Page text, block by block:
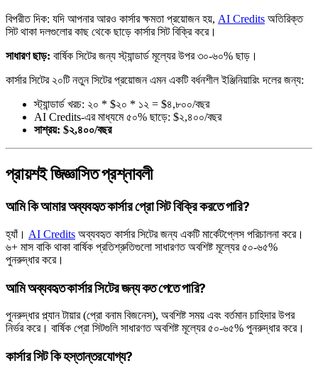
বিপরীত দিক: যদি আপনার আরও কার্সার ক্ষমতা প্রয়োজন হয়, AI Credits অতিরিক্ত
সিট থাকা দলগুলোর কাছ থেকে ছাড়ে কার্সার সিট বিক্রি করে।
সাধারণ ছাড়: বার্ষিক সিটের জন্য স্ট্যান্ডার্ড মূল্যের উপর ৩০-৬০% ছাড়।
কার্সার সিটের ২০টি নতুন সিটের প্রয়োজন এমন একটি বর্ধনশীল ইঞ্জিনিয়ারিং দলের জন্য:
স্ট্যান্ডার্ড খরচ: ২০ * $২০ * ১২ = $৪,৮০০/বছর
AI Credits-এর মাধ্যমে ৫০% ছাড়ে: $২,৪০০/বছর
সাশ্রয়: $২,৪০০/বছর
প্রায়শই জিজ্ঞাসিত প্রশ্নাবলী
আমি কি আমার অব্যবহৃত কার্সার প্রো সিট বিক্রি করতে পারি?
হ্যাঁ। AI Credits অব্যবহৃত কার্সার সিটের জন্য একটি মার্কেটপ্লেস পরিচালনা করে।
৬+ মাস বাকি থাকা বার্ষিক প্রতিশ্রুতিগুলো সাধারণত অবশিষ্ট মূল্যের ৫০-৬৫%
পুনরুদ্ধার করে।
আমি অব্যবহৃত কার্সার সিটের জন্য কত পেতে পারি?
পুনরুদ্ধার প্ল্যান টায়ার (প্রো বনাম বিজনেস), অবশিষ্ট সময় এবং বর্তমান চাহিদার উপর
নির্ভর করে। বার্ষিক প্রো সিটগুলি সাধারণত অবশিষ্ট মূল্যের ৫০-৬৫% পুনরুদ্ধার করে।
কার্সার সিট কি হস্তান্তরযোগ্য?